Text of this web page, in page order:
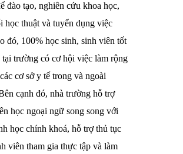
đào tạo, nghiên cứu khoa học,
học thuật và tuyển dụng việc
đó, 100% học sinh, sinh viên tốt
tại trường có cơ hội việc làm rộng
cơ sở y tế trong và ngoài
cạnh đó, nhà trường hỗ trợ
học ngoại ngữ song song với
học chính khoá, hỗ trợ thủ tục
viên tham gia thực tập và làm